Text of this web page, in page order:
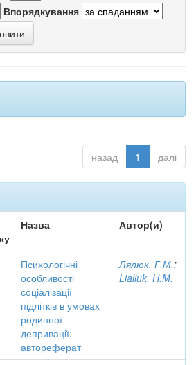
Впорядкування
назад 1 далі
Назва Автор(и)
Психологічні
особливості
соціалізації
підлітків в умовах
родинної
депривації:
автореферат
Лялюк, Г.М.;
Lialiuk, H.M.